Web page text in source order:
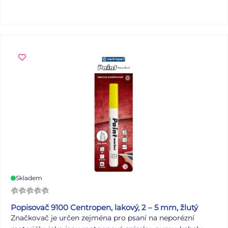
Skladem
Popisovač 9100 Centropen, lakový, 2 – 5 mm, žlutý
Značkovač je určen zejména pro psaní na neporézní